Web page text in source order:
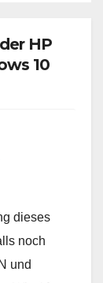
HP
10
dieses
noch
und